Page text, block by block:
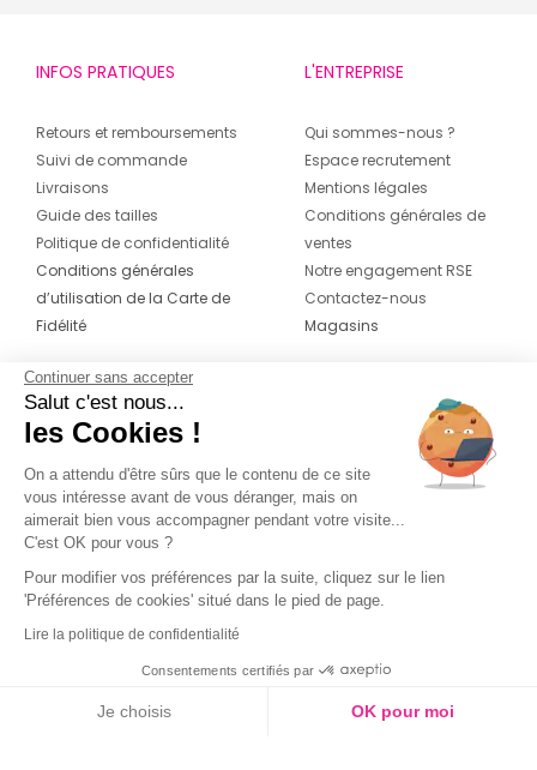
INFOS PRATIQUES
Retours et remboursements
Suivi de commande
Livraisons
Guide des tailles
Politique de confidentialité
Conditions générales
d’utilisation de la Carte de
Fidélité
L'ENTREPRISE
Qui sommes-nous ?
Espace recrutement
Mentions légales
Conditions générales de
ventes
Notre engagement RSE
Contactez-nous
Magasins
CONTACT
04 42 20 78 42
Du lundi au jeudi de 8h30 à 16h30 & le
vendredi de 8h30 à 15h30
Continuer sans accepter
Salut c'est nous...
les Cookies !
On a attendu d'être sûrs que le contenu de ce site
vous intéresse avant de vous déranger, mais on
aimerait bien vous accompagner pendant votre visite...
C'est OK pour vous ?
Pour modifier vos préférences par la suite, cliquez sur le lien
'Préférences de cookies' situé dans le pied de page.
Lire la politique de confidentialité
Consentements certifiés par
Je choisis OK pour moi